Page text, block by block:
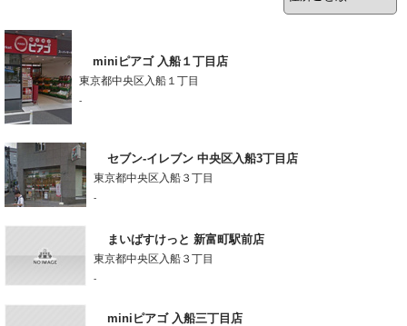
miniピアゴ 入船１丁目店
東京都中央区入船１丁目
-
セブン-イレブン 中央区入船3丁目店
東京都中央区入船３丁目
-
まいばすけっと 新富町駅前店
東京都中央区入船３丁目
-
miniピアゴ 入船三丁目店